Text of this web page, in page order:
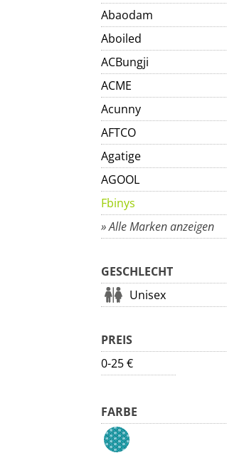
Abaodam
Aboiled
ACBungji
ACME
Acunny
AFTCO
Agatige
AGOOL
Fbinys
» Alle Marken anzeigen
GESCHLECHT
Unisex
PREIS
0-25 €
FARBE